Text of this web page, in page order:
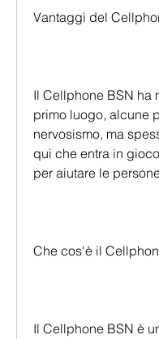
Vantaggi del
Il Cellphone BSN ha
primo luogo, alcune
nervosismo, ma
qui che entra in
per aiutare le
Che cos'è il
Il Cellphone BSN è